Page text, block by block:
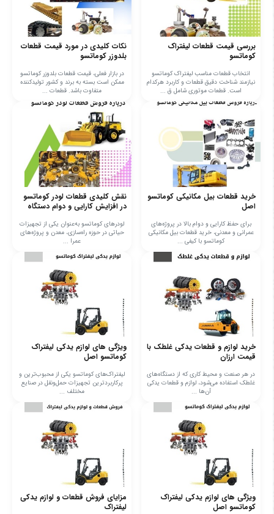
بررسی قیمت قطعات لیفتراک
کوماتسو
انتخاب قطعات مناسب لیفتراک کوماتسو
نیازمند شناخت دقیق قطعات و کاربرد هرکدام
است. قطعات موتوری شامل ق ...
نکات کلیدی در مورد قیمت قطعات
بلدوزر کوماتسو
در بازار فعلی، قیمت قطعات بلدوزر کوماتسو
ممکن است بسته به برند و کشور تولیدکننده
متفاوت باشد. قطعات ...
خرید قطعات بیل مکانیکی کوماتسو
اصل
برای حفظ کارایی و دوام بالا در پروژه‌های
عمرانی و معدنی، خرید قطعات بیل مکانیکی
کوماتسو با کیفی ...
نقش کلیدی قطعات لودر کوماتسو
در افزایش کارایی و دوام دستگاه
لودرهای کوماتسو به‌عنوان یکی از تجهیزات
حیاتی در حوزه راه‌سازی، معدن و پروژه‌های
عمرا ...
خرید لوازم و قطعات یدکی غلطک با
قیمت ارزان
در هر صنعت و محیط کاری که از دستگاه‌های
غلطک استفاده می‌شود، لوازم و قطعات یدکی
آن‌ها ...
ویژگی های لوازم یدکی لیفتراک
کوماتسو اصل
لیفتراک‌های کوماتسو یکی از محبوب‌ترین و
پرکاربردترین تجهیزات حمل‌ونقل در صنایع
مختلف ...
ویژگی های لوازم یدکی لیفتراک
کوماتسو اصل
مزایای فروش قطعات و لوازم یدکی
لیفتراک